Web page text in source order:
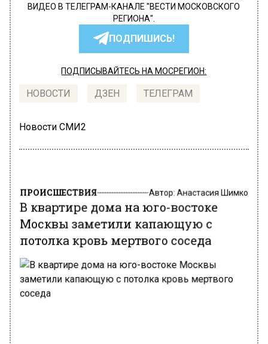
ВИДЕО В ТЕЛЕГРАМ-КАНАЛЕ "ВЕСТИ МОСКОВСКОГО
РЕГИОНА".
ПОДПИШИСЬ!
ПОДПИСЫВАЙТЕСЬ НА МОСРЕГИОН:
НОВОСТИ ДЗЕН ТЕЛЕГРАМ
Новости СМИ2
ПРОИСШЕСТВИЯ Автор: Анастасия Шимко
В квартире дома на юго-востоке
Москвы заметили капающую с
потолка кровь мертвого соседа